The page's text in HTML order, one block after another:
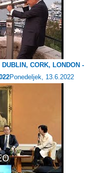
CORK, LONDON -
Ponedeljek, 13.6.2022